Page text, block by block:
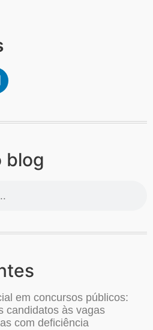
blog
em concursos públicos:
candidatos às vagas
com deficiência